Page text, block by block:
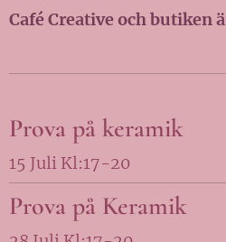
Café Creative och butiken
Prova på keramik
15 Juli Kl:17-20
Prova på Keramik